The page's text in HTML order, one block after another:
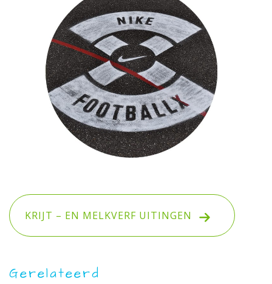
KRIJT – EN MELKVERF UITINGEN
Gerelateerd